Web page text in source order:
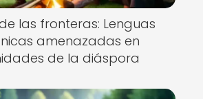
las fronteras: Lenguas
amenazadas en
de la diáspora